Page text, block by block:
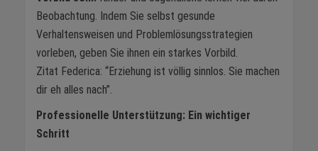
Beobachtung. Indem Sie selbst gesunde
Verhaltensweisen und Problemlösungsstrategien
vorleben, geben Sie ihnen ein starkes Vorbild.
Zitat Federica: “Erziehung ist völlig sinnlos. Sie machen
dir eh alles nach”.
Professionelle Unterstützung: Ein wichtiger
Schritt